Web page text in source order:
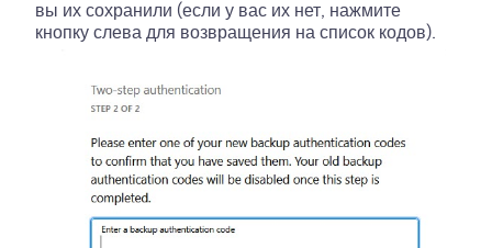
вы их сохранили (если у вас их нет, нажмите
кнопку слева для возвращения на список кодов).